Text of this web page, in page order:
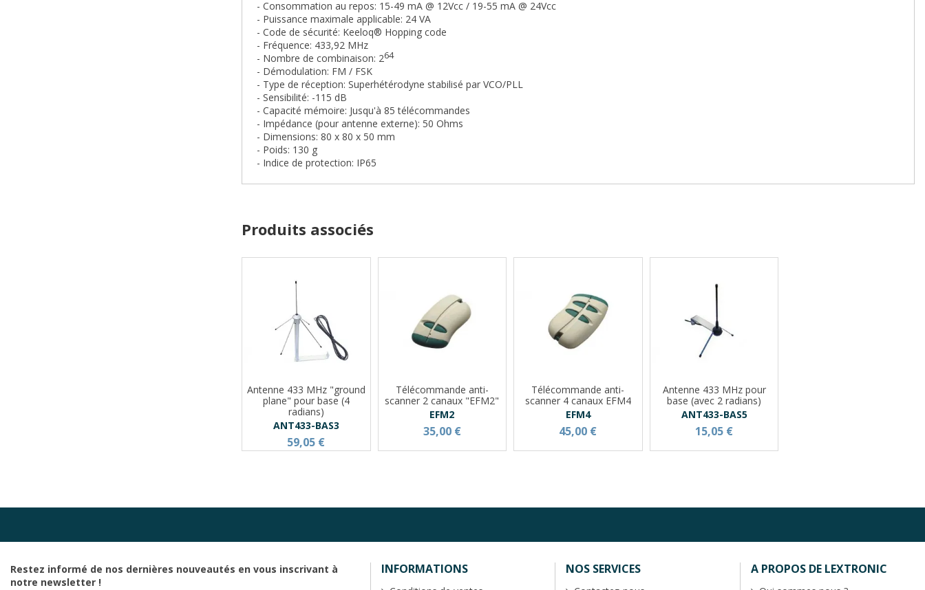
- Consommation au repos: 15-49 mA @ 12Vcc / 19-55 mA @ 24Vcc
- Puissance maximale applicable: 24 VA
- Code de sécurité: Keeloq® Hopping code
- Fréquence: 433,92 MHz
- Nombre de combinaison: 264
- Démodulation: FM / FSK
- Type de réception: Superhétérodyne stabilisé par VCO/PLL
- Sensibilité: -115 dB
- Capacité mémoire: Jusqu'à 85 télécommandes
- Impédance (pour antenne externe): 50 Ohms
- Dimensions: 80 x 80 x 50 mm
- Poids: 130 g
- Indice de protection: IP65
Produits associés
Antenne 433 MHz "ground
plane" pour base (4
radians)
ANT433-BAS3
59,05 €
Télécommande anti-
scanner 2 canaux "EFM2"
EFM2
35,00 €
Télécommande anti-
scanner 4 canaux EFM4
EFM4
45,00 €
Antenne 433 MHz pour
base (avec 2 radians)
ANT433-BAS5
15,05 €
Restez informé de nos dernières nouveautés en vous inscrivant à
notre newsletter !
INFORMATIONS NOS SERVICES A PROPOS DE LEXTRONIC